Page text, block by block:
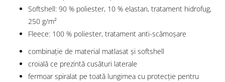
Softshell: 90 % poliester, 10 % elastan, tratament hidrofug,
250 g/m²
Fleece: 100 % poliester, tratament anti-scămoșare
combinație de material matlasat și softshell
croială ce prezintă cusături laterale
fermoar spiralat pe toată lungimea cu protecție pentru